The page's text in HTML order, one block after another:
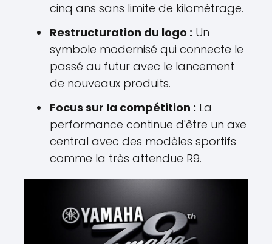
cinq ans sans limite de kilométrage.
Restructuration du logo : Un
symbole modernisé qui connecte le
passé au futur avec le lancement
de nouveaux produits.
Focus sur la compétition : La
performance continue d'être un axe
central avec des modèles sportifs
comme la très attendue R9.